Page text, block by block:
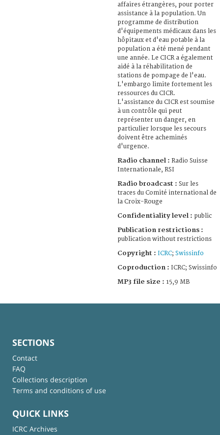
affaires étrangères, pour porter
assistance à la population. Un
programme de distribution
d'équipements médicaux dans les
hôpitaux et d'eau potable à la
population a été mené pendant
une année. Le CICR a également
aidé à la réhabilitation de
stations de pompage de l'eau.
L'embargo limite fortement les
ressources du CICR.
L'assistance du CICR est soumise
à un contrôle qui peut
représenter un danger, en
particulier lorsque les secours
doivent être acheminés
d'urgence.
Radio channel : Radio Suisse
Internationale, RSI
Radio broadcast : Sur les
traces du Comité international de
la Croix-Rouge
Confidentiality level : public
Publication restrictions :
publication without restrictions
Copyright : ICRC; Swissinfo
Coproduction : ICRC; Swissinfo
MP3 file size : 15,9 MB
SECTIONS
Contact
FAQ
Collections description
Terms and conditions of use
QUICK LINKS
ICRC Archives